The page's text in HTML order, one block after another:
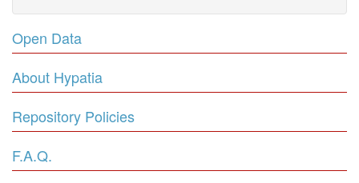
Open Data
About Hypatia
Repository Policies
F.A.Q.